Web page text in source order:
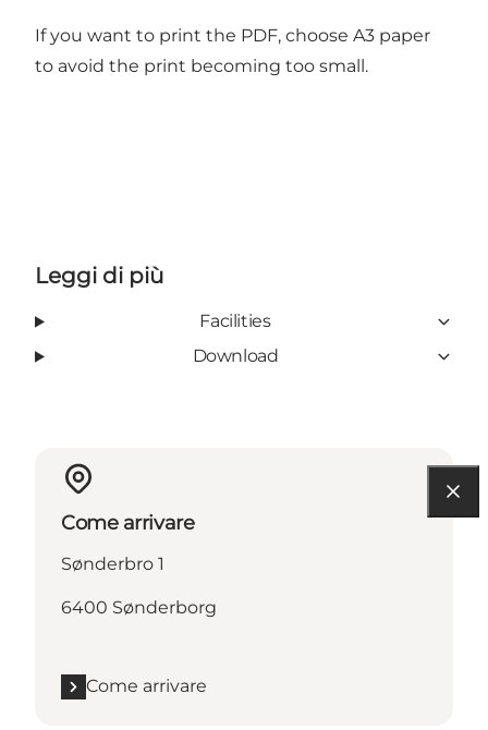
If you want to print the PDF, choose A3 paper
to avoid the print becoming too small.
Leggi di più
Facilities
Download
Come arrivare
Sønderbro 1
6400 Sønderborg
Come arrivare